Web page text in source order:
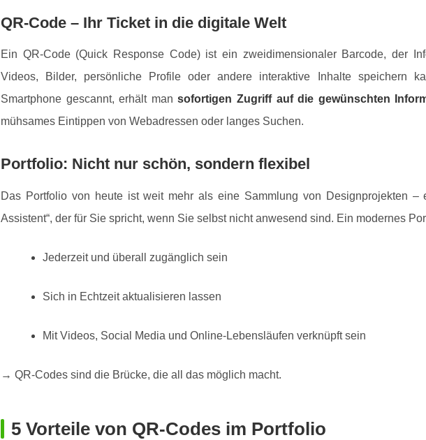
QR-Code – Ihr Ticket in die digitale Welt
Ein QR-Code (Quick Response Code) ist ein zweidimensionaler Barcode, der
Videos, Bilder, persönliche Profile oder andere interaktive Inhalte speichern
Smartphone gescannt, erhält mansofortigen Zugriff auf die gewünschten
mühsames Eintippen von Webadressen oder langes Suchen.
Portfolio: Nicht nur schön, sondern flexibel
Das Portfolio von heute ist weit mehr als eine Sammlung von Designprojekten –
Assistent“, der für Sie spricht, wenn Sie selbst nicht anwesend sind. Ein modernes
Jederzeit und überall zugänglich sein
Sich in Echtzeit aktualisieren lassen
Mit Videos, Social Media und Online-Lebensläufen verknüpft sein
→ QR-Codes sind die Brücke, die all das möglich macht.
5 Vorteile von QR-Codes im Portfolio